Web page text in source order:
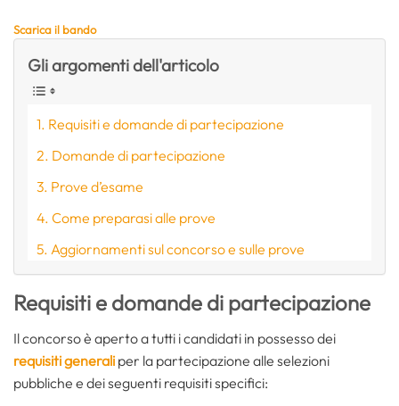
Scarica il bando
Gli argomenti dell'articolo
Requisiti e domande di partecipazione
Domande di partecipazione
Prove d’esame
Come preparasi alle prove
Aggiornamenti sul concorso e sulle prove
Requisiti e domande di partecipazione
Il concorso è aperto a tutti i candidati in possesso dei
requisiti generali per la partecipazione alle selezioni
pubbliche e dei seguenti requisiti specifici: